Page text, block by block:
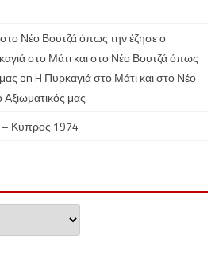
Νέο Βουτζά όπως την έζησε ο
στο Μάτι και στο Νέο Βουτζά όπως
onH Πυρκαγιά στο Μάτι και στο Νέο
μας
– Κύπρος 1974